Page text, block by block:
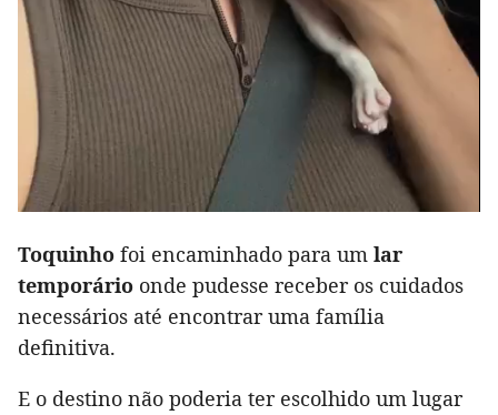
Toquinho foi encaminhado para um lar
temporário onde pudesse receber os cuidados
necessários até encontrar uma família
definitiva.
E o destino não poderia ter escolhido um lugar